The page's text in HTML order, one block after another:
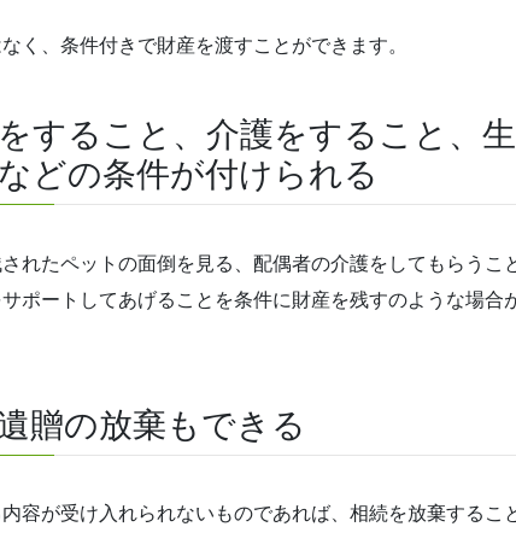
く、条件付きで財産を渡すことができます。
すること、介護をすること、
どの条件が付けられる
れたペットの面倒を見る、配偶者の介護をしてもらうこ
ポートしてあげることを条件に財産を残すのような場合
贈の放棄もできる
容が受け入れられないものであれば、相続を放棄するこ